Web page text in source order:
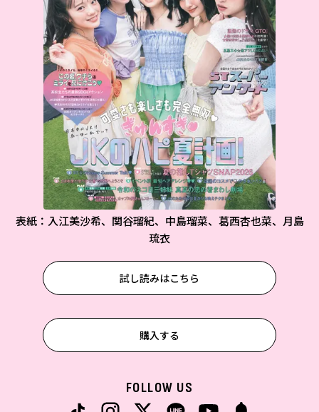
表紙：入江美沙希、関谷瑠紀、中島瑠菜、葛西杏也菜、月島
琉衣
試し読みはこちら
購入する
FOLLOW US